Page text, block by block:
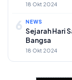
18 Okt 2024
6 NEWS
Sejarah Hari
Bangsa
18 Okt 2024